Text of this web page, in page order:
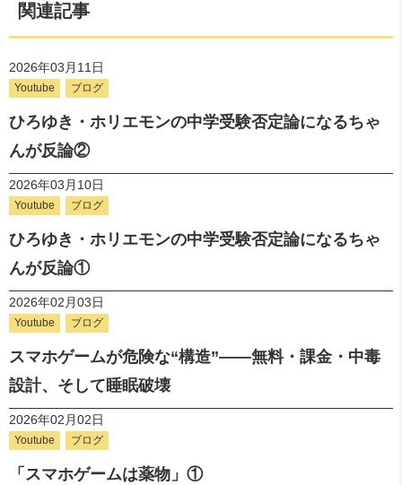
関連記事
2026年03月11日
Youtube ブログ
ひろゆき・ホリエモンの中学受験否定論になるちゃ
んが反論②
2026年03月10日
Youtube ブログ
ひろゆき・ホリエモンの中学受験否定論になるちゃ
んが反論①
2026年02月03日
Youtube ブログ
スマホゲームが危険な“構造”――無料・課金・中毒
設計、そして睡眠破壊
2026年02月02日
Youtube ブログ
「スマホゲームは薬物」①